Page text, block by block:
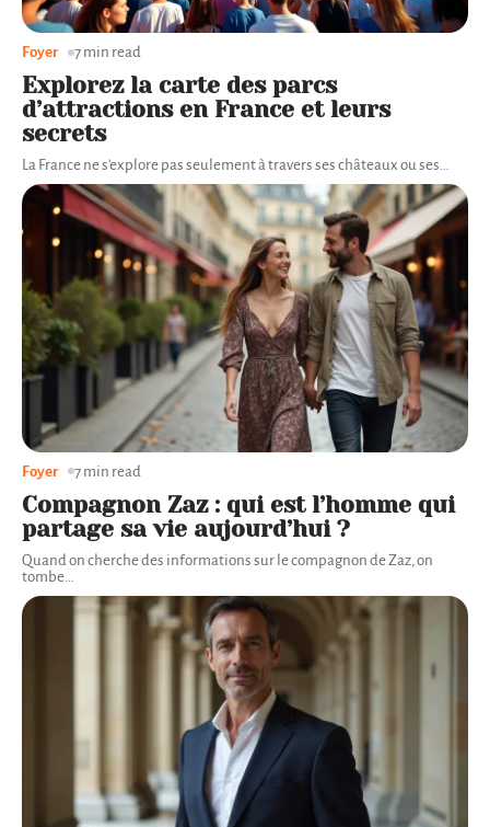
Explorez la carte des parcs
d’attractions en France et leurs
secrets
La France ne s'explore pas seulement à travers ses châteaux ou ses…
Foyer 7 min read
Compagnon Zaz : qui est l’homme qui
partage sa vie aujourd’hui ?
Quand on cherche des informations sur le compagnon de Zaz, on
tombe
Foyer 7 min read